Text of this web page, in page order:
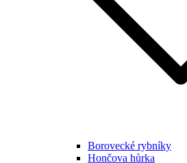
Borovecké rybníky
Hončova hůrka